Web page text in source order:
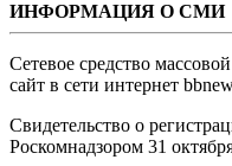
ИНФОРМАЦИЯ О СМИ
Сетевое средство
сайт в сети интернет
Свидетельство о
Роскомнадзором 31